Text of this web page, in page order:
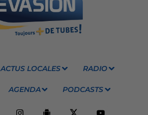
ACTUS LOCALES RADIO
AGENDA PODCASTS